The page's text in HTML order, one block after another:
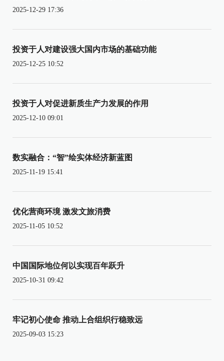
2025-12-29 17:36
投资于人对建设强大国内市场的基础功能
2025-12-25 10:52
投资于人对促进新质生产力发展的作用
2025-12-10 09:01
数实融合：“智”绘实体经济新蓝图
2025-11-19 15:41
优化营商环境 激发文旅消费
2025-11-05 10:52
中国国际地位何以实现百年跃升
2025-10-31 09:42
牢记初心使命 推动上合组织行稳致远
2025-09-03 15:23